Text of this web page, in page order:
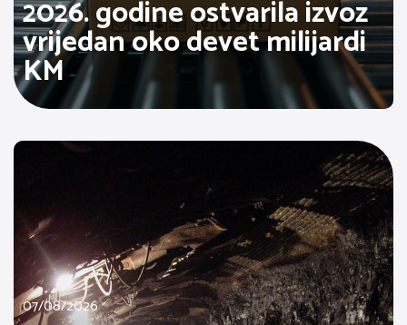
2026. godine ostvarila izvoz
vrijedan oko devet milijardi
KM
07/08/2026